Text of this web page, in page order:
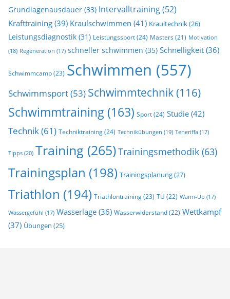
Grundlagenausdauer (33) Intervalltraining(52)
Krafttraining (39) Kraulschwimmen (41) Kraultechnik(26)
Leistungsdiagnostik (31) Leistungssport(24) Masters (21) Motivation
(18) Regeneration (17) schneller schwimmen (35) Schnelligkeit (36)
Schwimmcamp(23) Schwimmen (557)
Schwimmsport(53) Schwimmtechnik(116)
Schwimmtraining (163) Sport(24) Studie (42)
Technik(61) Techniktraining(24) Technikübungen (19) Teneriffa (17)
Tipps (20) Training (265)Trainingsmethodik (63)
Trainingsplan (198) Trainingsplanung(27)
Triathlon (194) Triathlontraining(23) TÜ (22) Warm-Up (17)
Wassergefühl (17) Wasserlage (36) Wasserwiderstand(22) Wettkampf
(37) Übungen (25)